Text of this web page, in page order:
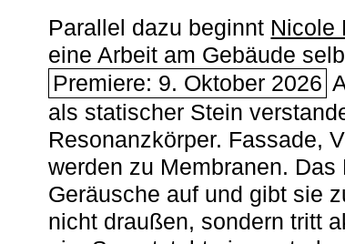
Parallel dazu beginnt Nicole
eine Arbeit am Gebäude
Premiere: 9. Oktober 2026
als statischer Stein
Resonanzkörper. Fassade,
werden zu Membranen.
Geräusche auf und gibt sie
nicht draußen, sondern tritt